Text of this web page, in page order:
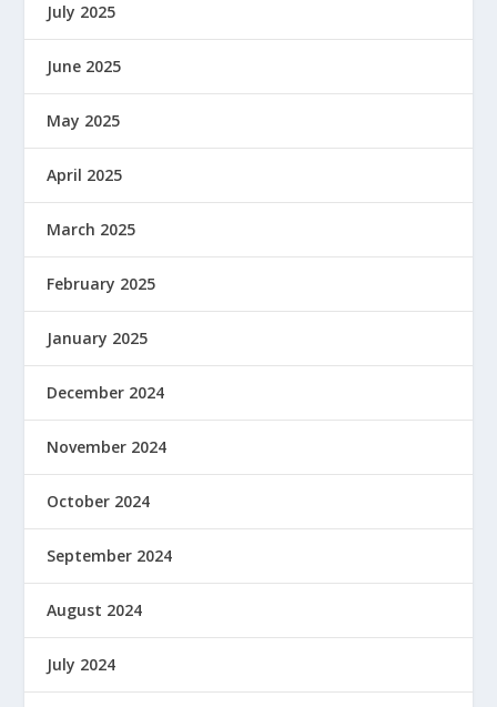
July 2025
June 2025
May 2025
April 2025
March 2025
February 2025
January 2025
December 2024
November 2024
October 2024
September 2024
August 2024
July 2024